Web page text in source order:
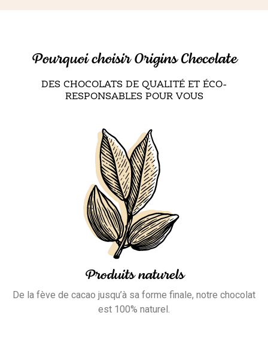
Pourquoi choisir Origins Chocolate
DES CHOCOLATS DE QUALITÉ ET ÉCO-
RESPONSABLES POUR VOUS
Produits naturels
De la fève de cacao jusqu’à sa forme finale, notre chocolat
est 100% naturel.